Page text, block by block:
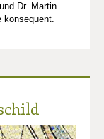
Dr. Martin
konsequent.